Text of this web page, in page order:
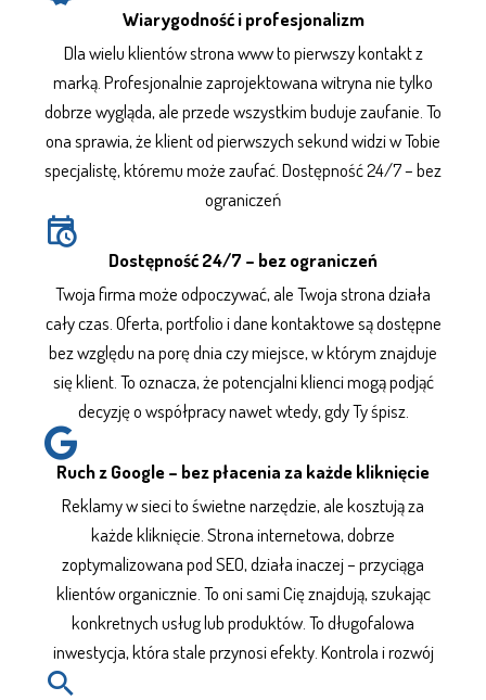
Wiarygodność i profesjonalizm
Dla wielu klientówstrona wwwto pierwszy kontakt z
marką. Profesjonalnie zaprojektowana witryna nie tylko
dobrze wygląda, ale przede wszystkim buduje zaufanie. To
ona sprawia, że klient od pierwszych sekund widzi w Tobie
specjalistę, któremu może zaufać. Dostępność 24/7 – bez
ograniczeń
Dostępność 24/7 – bez ograniczeń
Twoja firma może odpoczywać, ale Twoja strona działa
cały czas. Oferta, portfolio i dane kontaktowe są dostępne
bez względu na porę dnia czy miejsce, w którym znajduje
się klient. To oznacza, że potencjalni klienci mogą podjąć
decyzję o współpracy nawet wtedy, gdy Ty śpisz.
Ruch z Google – bez płacenia za każde kliknięcie
Reklamy w sieci to świetne narzędzie, ale kosztują za
każde kliknięcie. Strona internetowa, dobrze
zoptymalizowana podSEO, działa inaczej – przyciąga
klientów organicznie. To oni sami Cię znajdują, szukając
konkretnych usług lub produktów. To długofalowa
inwestycja, która stale przynosi efekty. Kontrola i rozwój